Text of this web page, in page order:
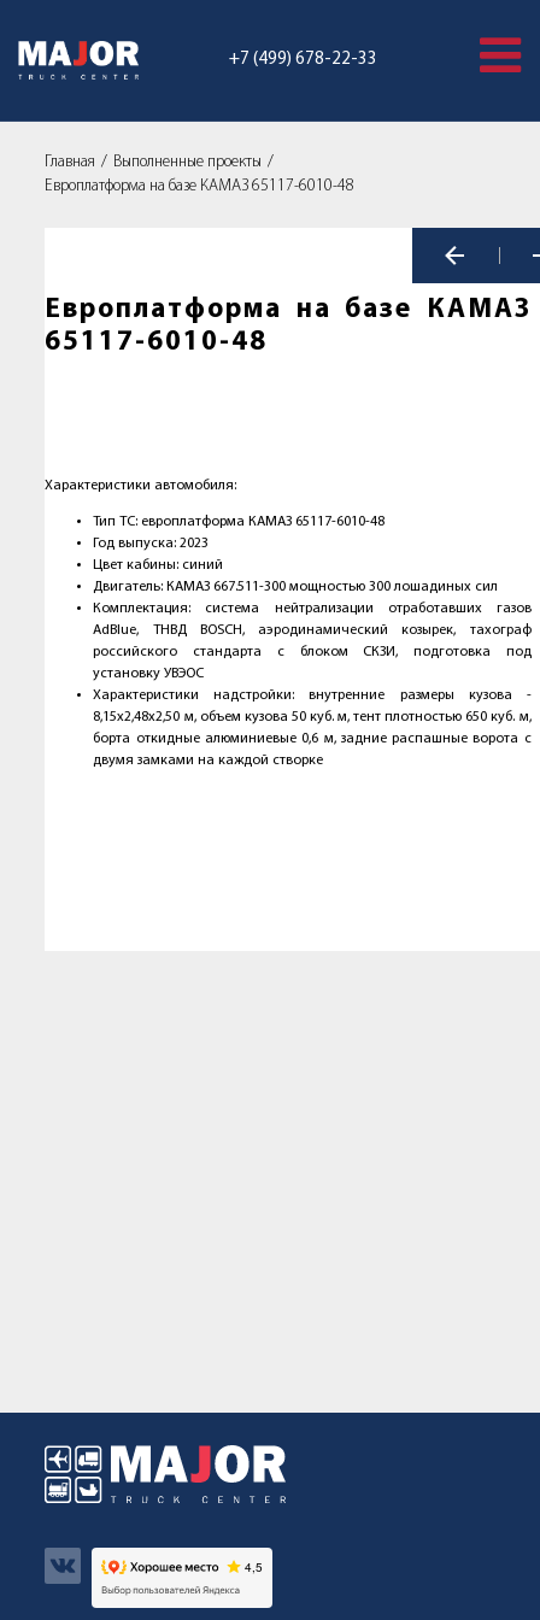
+7 (499) 678-22-33
Главная
Выполненные проекты
Европлатформа на базе КАМАЗ 65117-6010-48
Европлатформа на базе КАМАЗ
65117-6010-48
Характеристики автомобиля:
Тип ТС: европлатформа КАМАЗ 65117-6010-48
Год выпуска: 2023
Цвет кабины: синий
Двигатель: КАМАЗ 667.511-300 мощностью 300 лошадиных сил
Комплектация: система нейтрализации отработавших газов
AdBlue, ТНВД BOSCH, аэродинамический козырек, тахограф
российского стандарта с блоком СКЗИ, подготовка под
установку УВЭОС
Характеристики надстройки: внутренние размеры кузова -
8,15х2,48х2,50 м, объем кузова 50 куб. м, тент плотностью 650 куб. м,
борта откидные алюминиевые 0,6 м, задние распашные ворота с
двумя замками на каждой створке